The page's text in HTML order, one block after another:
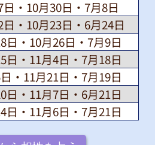
日・10月30日・7月8日
日・10月23日・6月24日
日・10月26日・7月9日
日・11月4日・7月18日
・11月21日・7月19日
日・11月7日・6月21日
日・11月6日・7月21日